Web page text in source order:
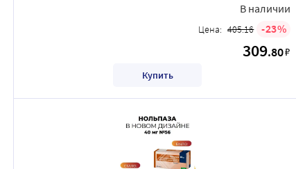
В наличии
Цена: 405.16 23
309.80₽
Купить